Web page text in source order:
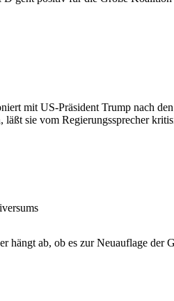
mit US-Präsident Trump nach
sie vom Regierungssprecher
hängt ab, ob es zur Neuauflage der